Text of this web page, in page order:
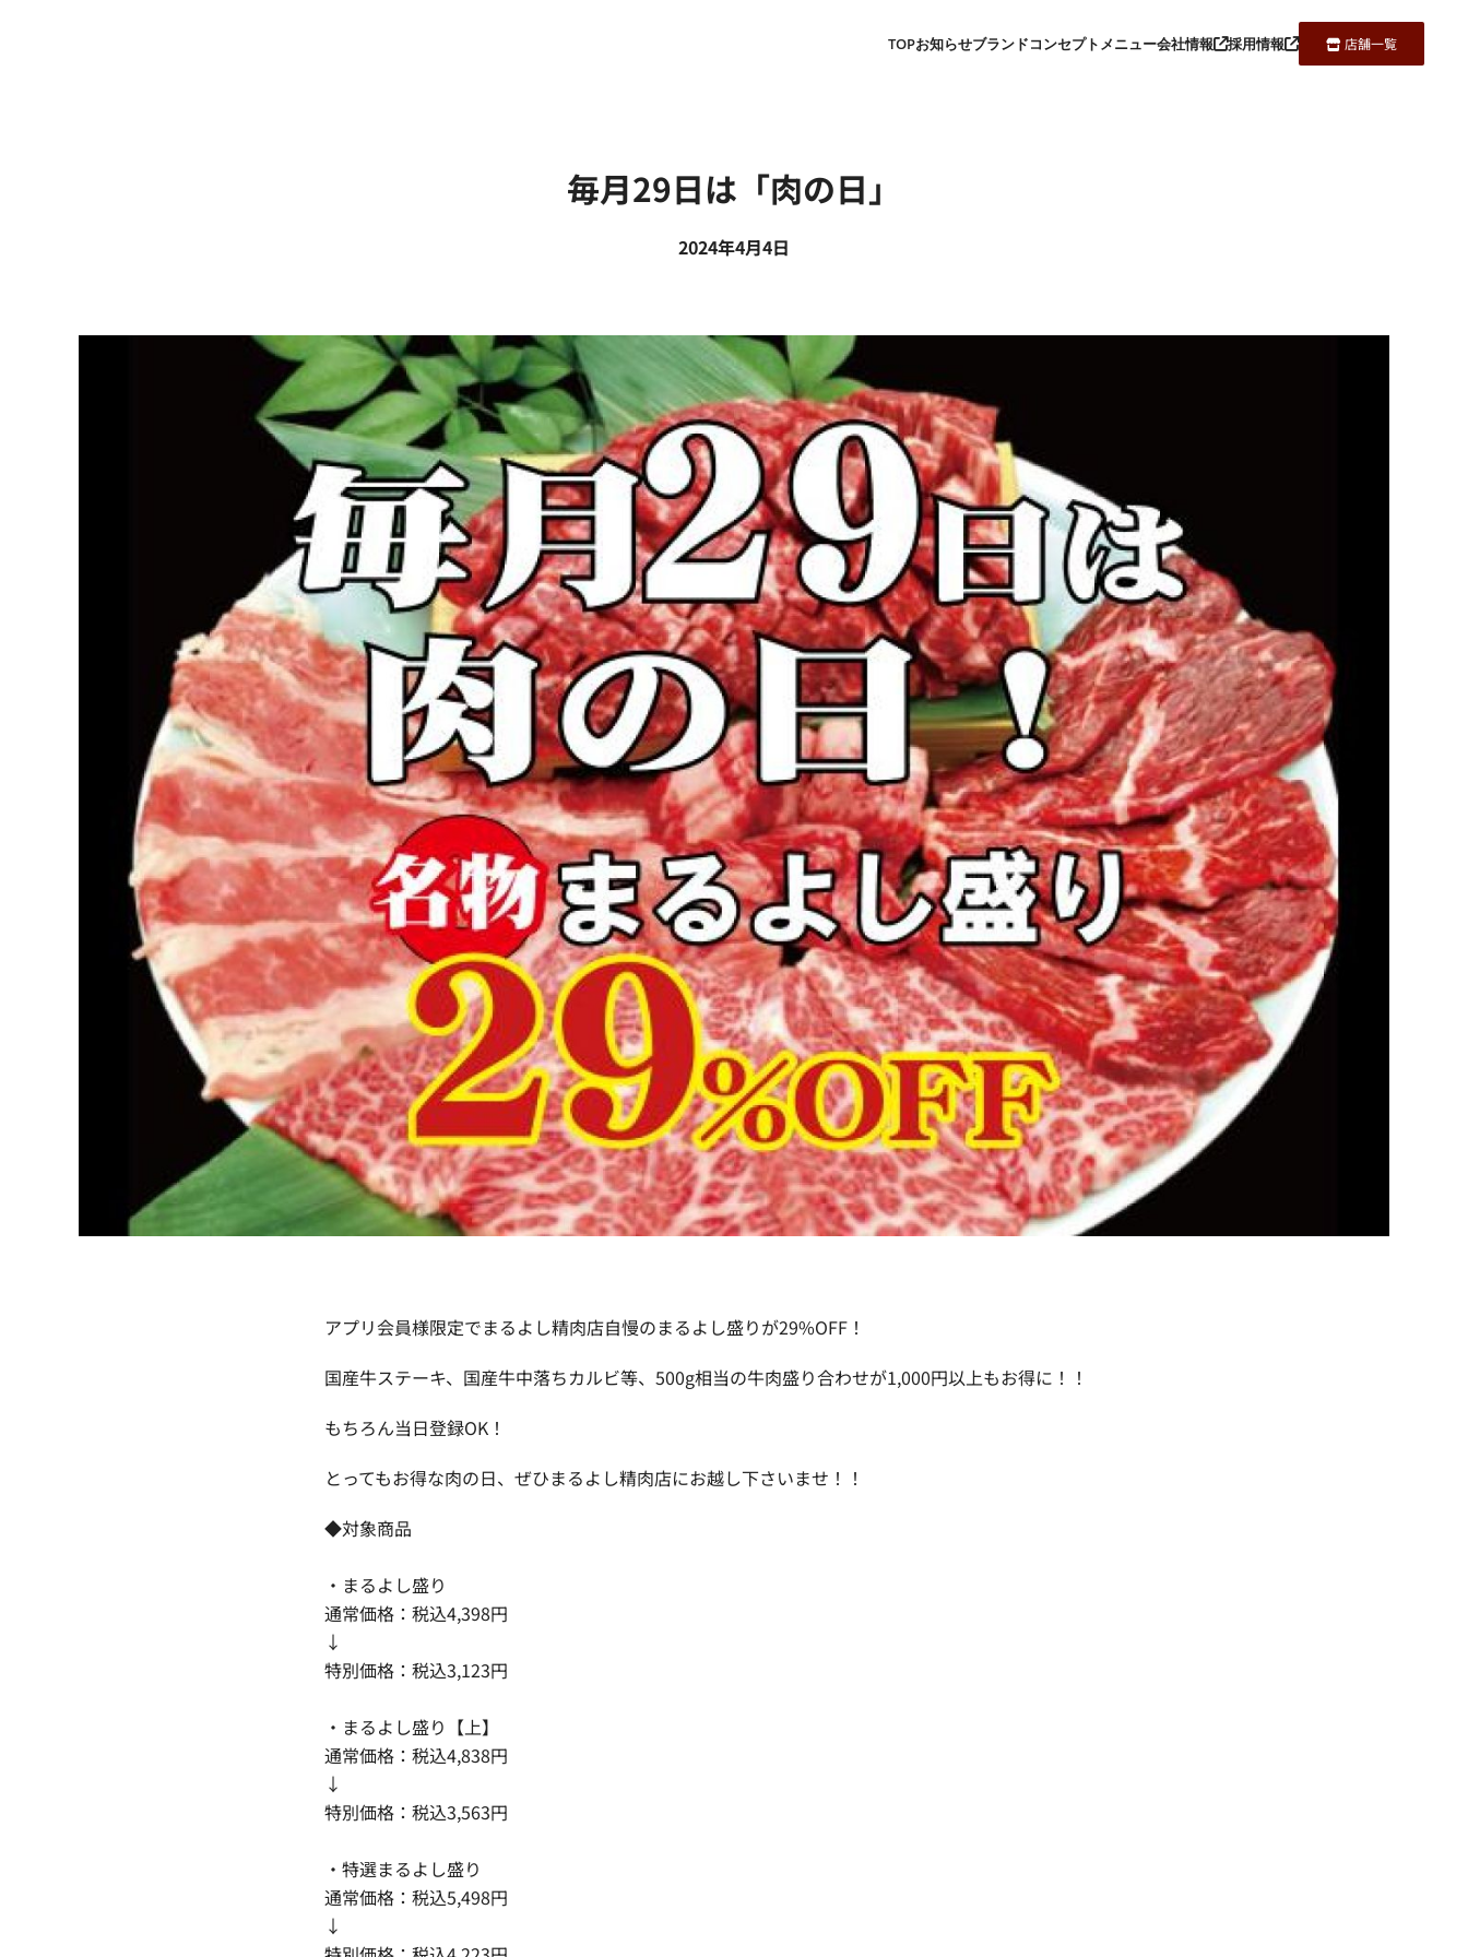
TOPお知らせブランドコンセプト メニュー会社情報 採用情報 店舗一覧
毎月29日は「肉の日」
2024年4月4日
アプリ会員様限定でまるよし精肉店自慢のまるよし盛りが29%OFF！
国産牛ステーキ、国産牛中落ちカルビ等、500g相当の牛肉盛り合わせが1,000円以上もお得に！！
もちろん当日登録OK！
とってもお得な肉の日、ぜひまるよし精肉店にお越し下さいませ！！
◆対象商品
・まるよし盛り
通常価格：税込4,398円
↓
特別価格：税込3,123円
・まるよし盛り【上】
通常価格：税込4,838円
↓
特別価格：税込3,563円
・特選まるよし盛り
通常価格：税込5,498円
↓